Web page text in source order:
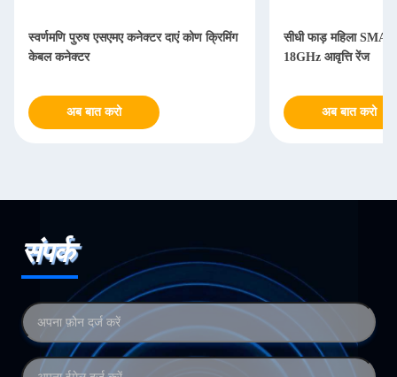
स्वर्णमणि पुरुष एसएमए कनेक्टर दाएं कोण क्रिमिंग
केबल कनेक्टर
अब बात करो
सीधी फाड़ महिला SMA
18GHz आवृत्ति रेंज
अब बात करो
संपर्क